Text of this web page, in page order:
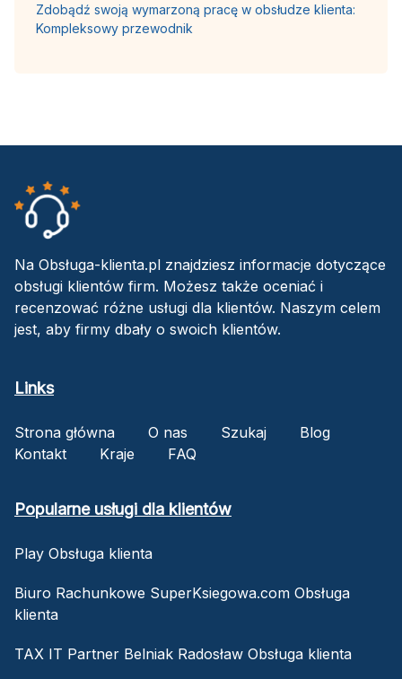
Zdobądź swoją wymarzoną pracę w obsłudze klienta:
Kompleksowy przewodnik
Na Obsługa-klienta.pl znajdziesz informacje dotyczące
obsługi klientów firm. Możesz także oceniać i
recenzować różne usługi dla klientów. Naszym celem
jest, aby firmy dbały o swoich klientów.
Links
Strona główna O nas Szukaj
Blog
Kontakt
Kraje FAQ
Popularne usługi dla klientów
Play Obsługa klienta
Biuro Rachunkowe SuperKsiegowa.com Obsługa
klienta
TAX IT Partner Belniak Radosław Obsługa klienta